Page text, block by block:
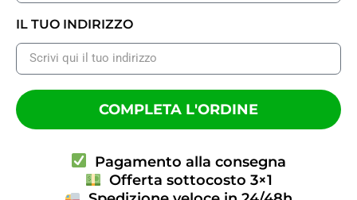
IL TUO INDIRIZZO
COMPLETA L'ORDINE
Pagamento alla consegna
Offerta sottocosto 3×1